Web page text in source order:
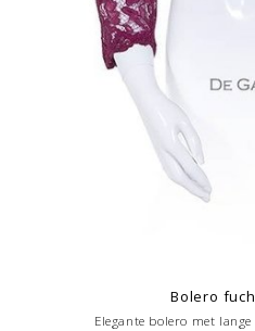
Bolero
Elegante bolero met